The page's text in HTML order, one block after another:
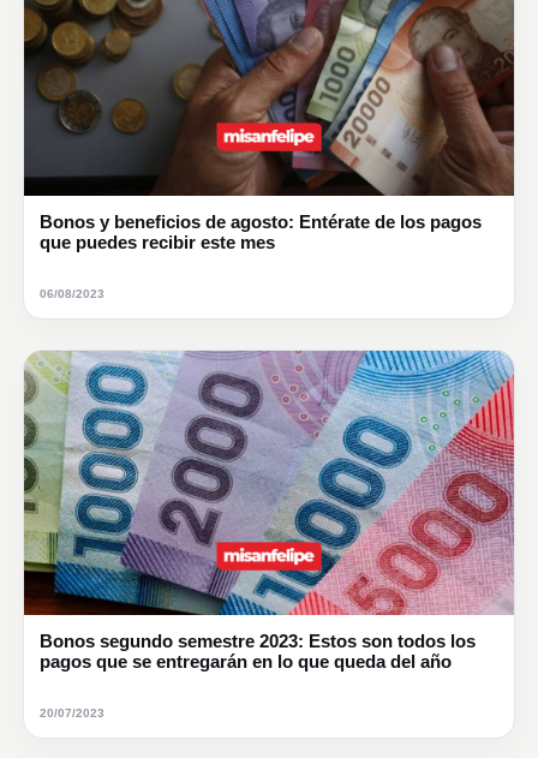
Bonos y beneficios de agosto: Entérate de los pagos
que puedes recibir este mes
06/08/2023
Bonos segundo semestre 2023: Estos son todos los
pagos que se entregarán en lo que queda del año
20/07/2023